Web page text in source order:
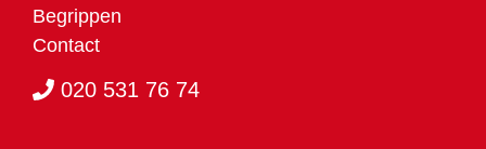
Begrippen
Contact
020 531 76 74